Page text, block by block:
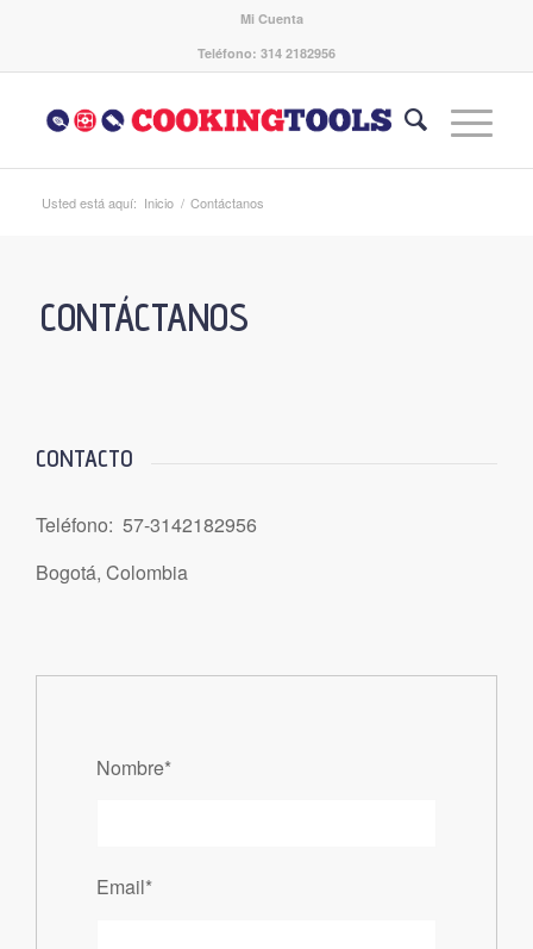
Mi Cuenta
Teléfono: 314 2182956
Usted está aquí: Inicio / Contáctanos
CONTÁCTANOS
CONTACTO
Teléfono: 57-3142182956
Bogotá, Colombia
Nombre*
Email*